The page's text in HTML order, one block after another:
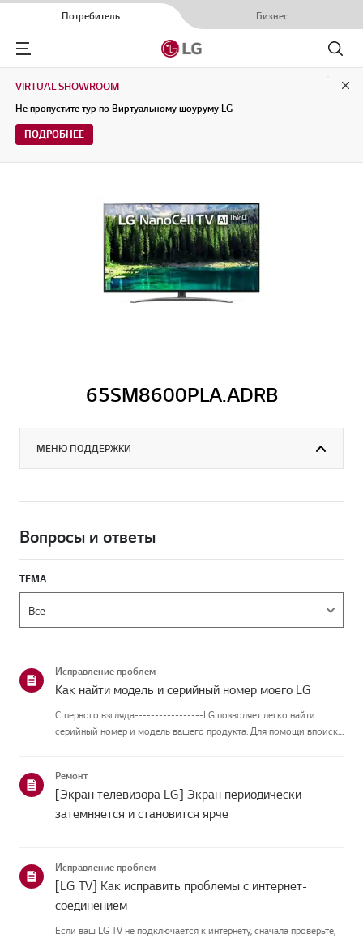
Потребитель Бизнес
Menu
Поиск
VIRTUAL SHOWROOM
Не пропустите тур по Виртуальному шоуруму LG
ПОДРОБНЕЕ
65SM8600PLA.ADRB
МЕНЮ ПОДДЕРЖКИ
Вопросы и ответы
ТЕМА
Исправление проблем
Как найти модель и серийный номер моего LG
С первого взгляда-----------------LG позволяет легко найти
серийный номер и модель вашего продукта. Для помощи впоиске
руководство создано...
Ремонт
[Экран телевизора LG] Экран периодически
затемняется и становится ярче
Исправление проблем
[LG TV] Как исправить проблемы с интернет-
соединением
Если ваш LG TV не подключается к интернету, сначала проверьте,